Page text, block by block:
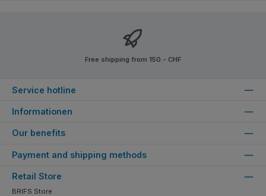
Free shipping from 150.- CHF
Service hotline
Informationen
Our benefits
Payment and shipping methods
Retail Store
BRIFS Store